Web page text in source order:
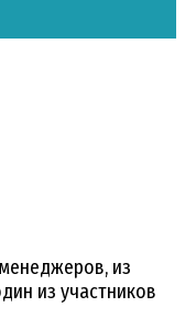
из
из участников